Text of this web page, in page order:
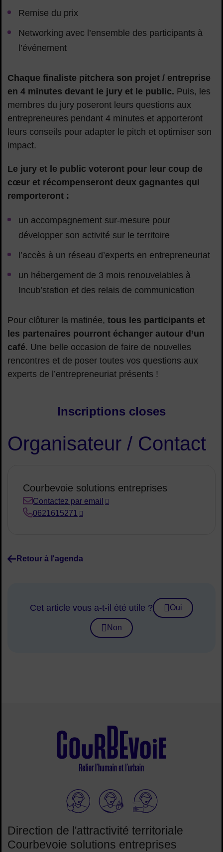
Remise du prix
Networking avec l’ensemble des participants à
l’événement
Chaque finaliste pitchera son projet / entreprise
en 4 minutes devant le jury et le public. Puis, les
membres du jury poseront leurs questions aux
entrepreneures pendant 4 minutes et apporteront
leurs conseils pour adapter le pitch et optimiser son
impact.
Le jury et le public voteront pour leur coup de
cœur et récompenseront deux gagnantes qui
remporteront :
un accompagnement sur-mesure pour
développer son activité sur le territoire
l’accès à un réseau d’experts en entrepreneuriat
un hébergement de 3 mois renouvelables à
Incub’station et des relais de communication
Pour clôturer la matinée, tous les participants et
les partenaires pourront échanger autour d’un
café. Une belle occasion de faire de nouvelles
rencontres et de poser toutes vos questions aux
experts de l’entrepreneuriat présents !
Inscriptions closes
Organisateur / Contact
Courbevoie solutions entreprises
Contactez par email
0621615271
Retour à l'agenda
Cet article vous a-t-il été utile ? Oui
Non
Elioz
Direction de l'attractivité territoriale
Courbevoie solutions entreprises